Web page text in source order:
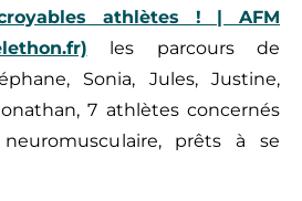
athlètes ! | AFM
les parcours de
Sonia, Jules, Justine,
7 athlètes concernés
prêts à se